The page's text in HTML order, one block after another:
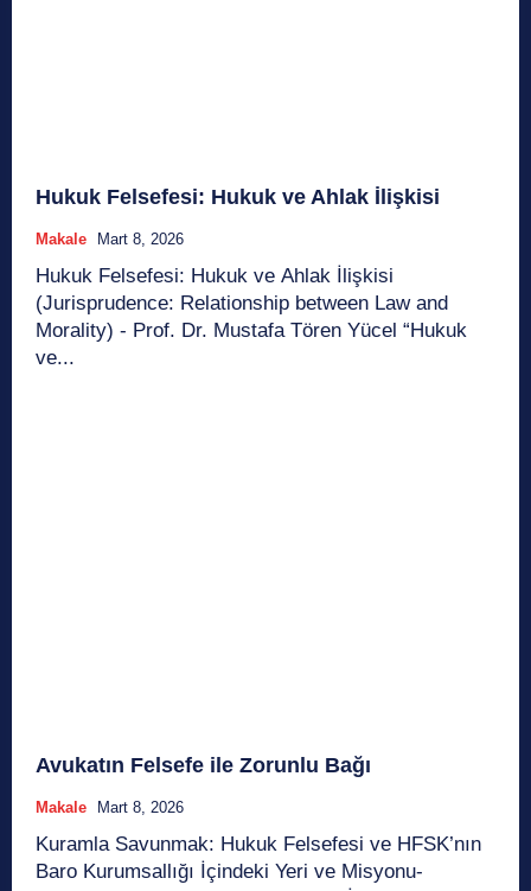
Hukuk Felsefesi: Hukuk ve Ahlak İlişkisi
Makale Mart 8, 2026
Hukuk Felsefesi: Hukuk ve Ahlak İlişkisi
(Jurisprudence: Relationship between Law and
Morality) - Prof. Dr. Mustafa Tören Yücel “Hukuk
ve...
Avukatın Felsefe ile Zorunlu Bağı
Makale Mart 8, 2026
Kuramla Savunmak: Hukuk Felsefesi ve HFSK’nın
Baro Kurumsallığı İçindeki Yeri ve Misyonu-